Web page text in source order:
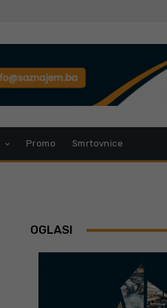
Promo Smrtovnice
OGLASI